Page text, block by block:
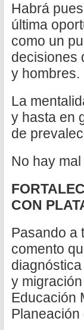
Habrá
última
como un
decisiones
y hombres.
La
y hasta en
de
No hay
CON
Pasando a
comento
y
Educación